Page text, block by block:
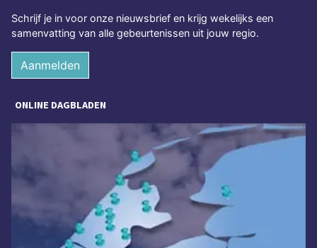
Schrijf je in voor onze nieuwsbrief en krijg wekelijks een
samenvatting van alle gebeurtenissen uit jouw regio.
Aanmelden
ONLINE DAGBLADEN